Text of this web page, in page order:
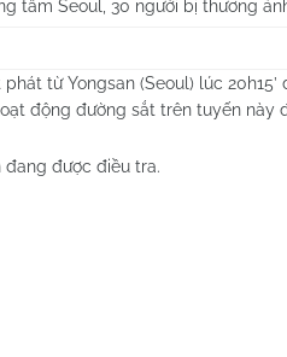
từ Yongsan (Seoul) lúc
động đường sắt trên tuyến này
đang được điều tra.